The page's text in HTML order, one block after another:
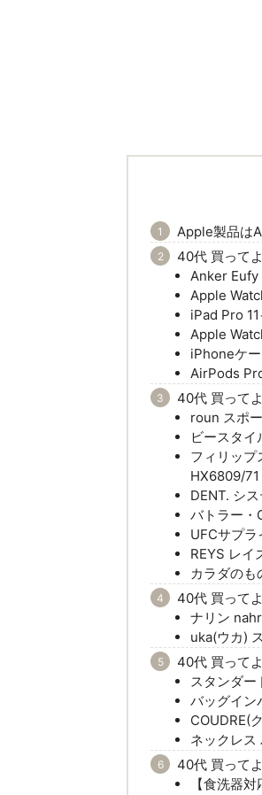
Apple製品は
40代 買って
Anker Eufy
Apple
iPad Pro
Apple
iPhoneケ
AirPods
40代 買って
roun スポ
ビースタ
フィリップ
HX6809/71
DENT. シ
バトラー・
UFCサプ
REYS レイ
カラダのも
40代 買って
ナリン
uka(ウカ)
40代 買って
スタンダー
バッグイン
COUDRE(
ネックレス
40代 買って
【食洗器